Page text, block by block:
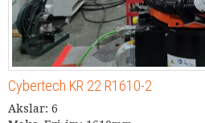
Cybertech KR 22 R1610-2
Akslar: 6